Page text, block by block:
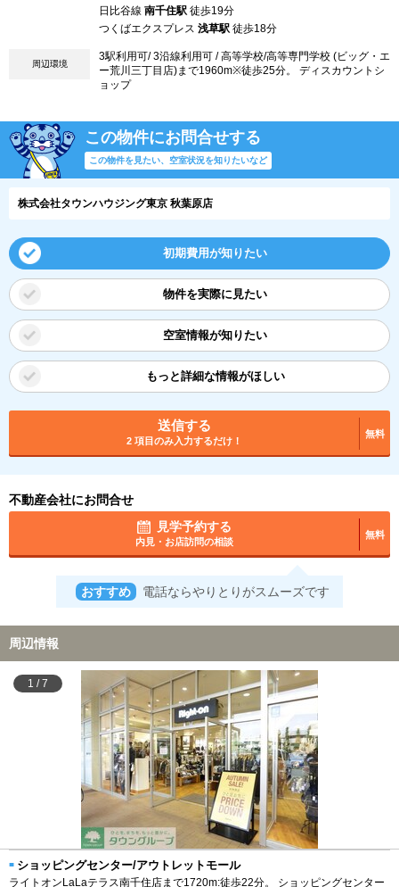
日比谷線 南千住駅 徒歩19分
つくばエクスプレス 浅草駅 徒歩18分
周辺環境
3駅利用可/ 3沿線利用可 / 高等学校/高等専門学校 (ビッグ・エ
ー荒川三丁目店)まで1960m※徒歩25分。 ディスカウントシ
ョップ
この物件にお問合せする
この物件を見たい、空室状況を知りたいなど
株式会社タウンハウジング東京 秋葉原店
初期費用が知りたい
物件を実際に見たい
空室情報が知りたい
もっと詳細な情報がほしい
送信する
2 項目のみ入力するだけ！
無料
不動産会社にお問合せ
見学予約する
内見・お店訪問の相談
無料
おすすめ 電話ならやりとりがスムーズです
周辺情報
1 /7
ショッピングセンター/アウトレットモール
ライトオンLaLaテラス南千住店まで1720m:徒歩22分。 ショッピングセンター